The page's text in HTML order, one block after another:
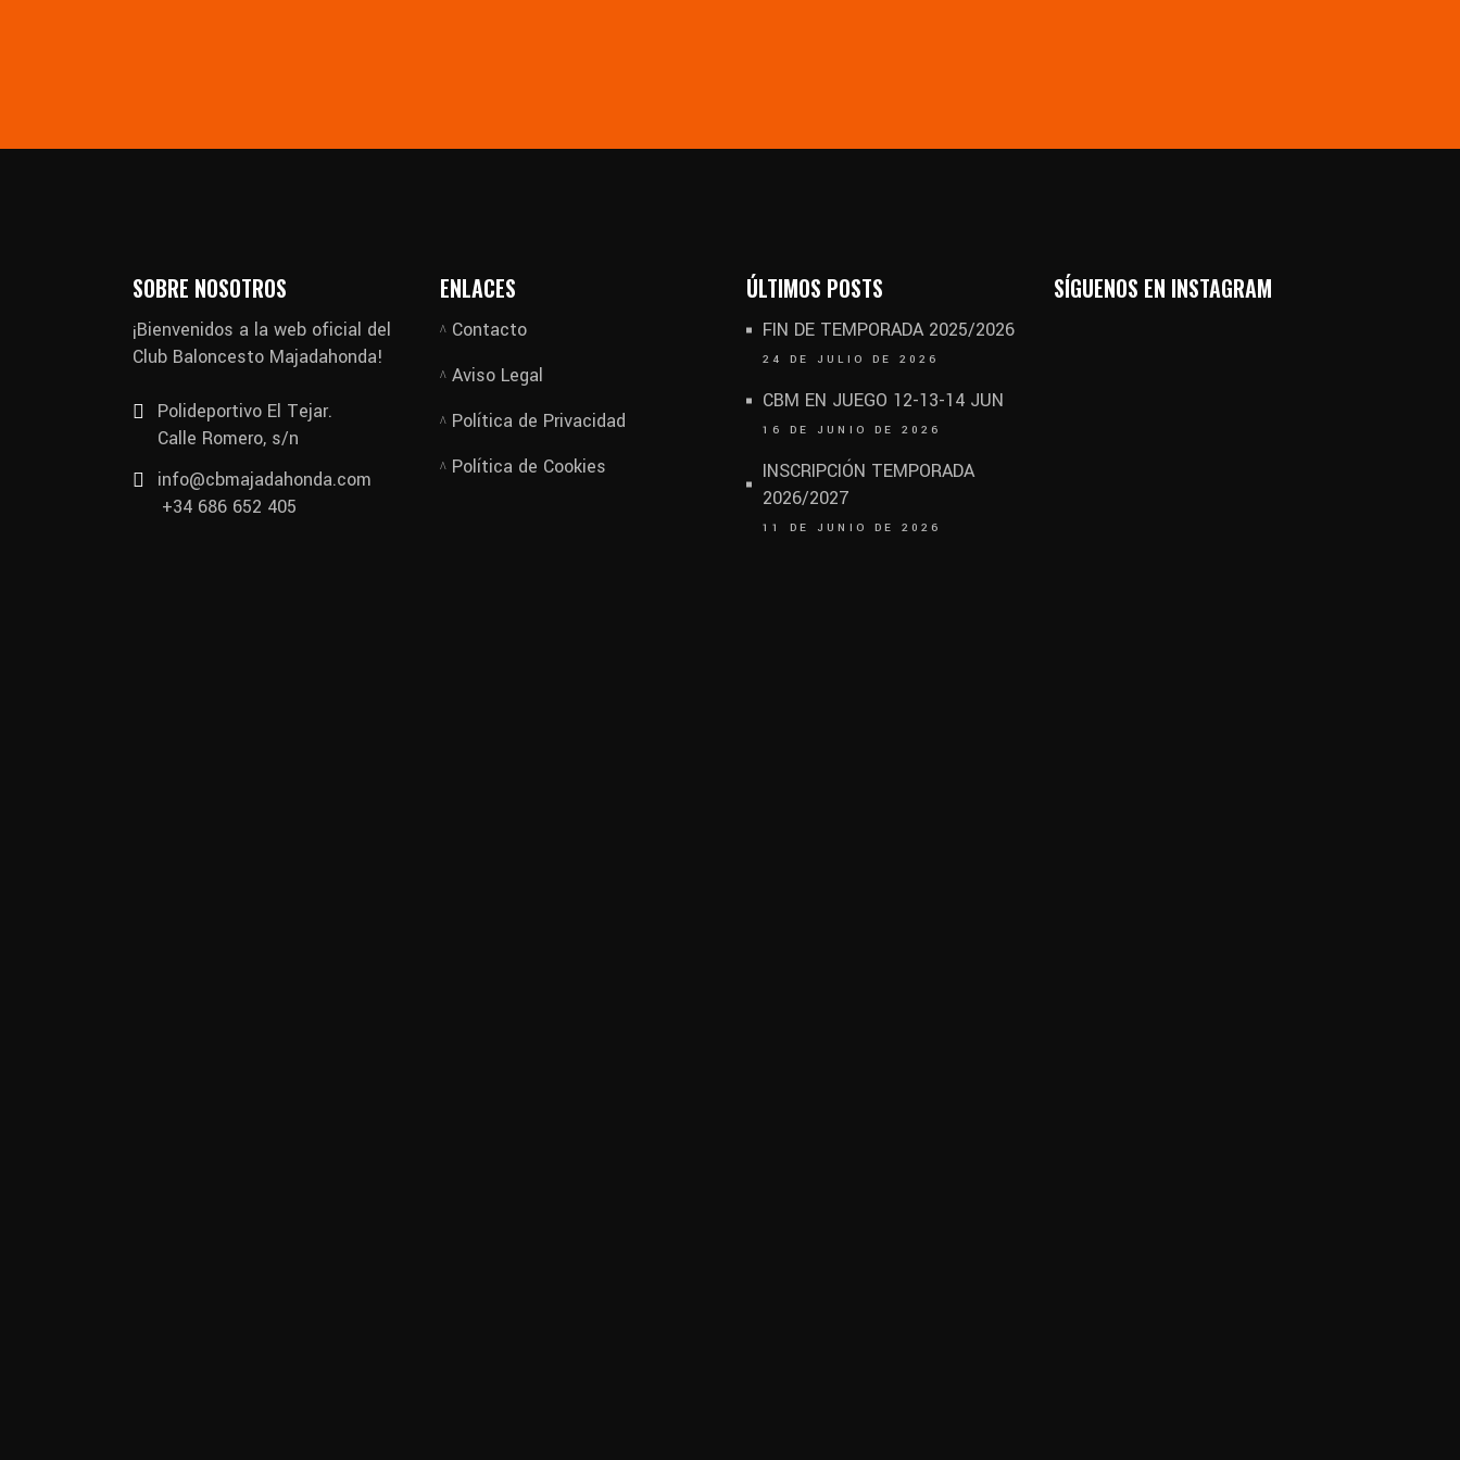
SOBRE NOSOTROS
¡Bienvenidos a la web oficial del
Club Baloncesto Majadahonda!
Polideportivo El Tejar.
Calle Romero, s/n
info@cbmajadahonda.com
+34 686 652 405
ENLACES
Contacto
Aviso Legal
Política de Privacidad
Política de Cookies
ÚLTIMOS POSTS
FIN DE TEMPORADA 2025/2026
24 DE JULIO DE 2026
CBM EN JUEGO 12-13-14 JUN
16 DE JUNIO DE 2026
INSCRIPCIÓN TEMPORADA
2026/2027
11 DE JUNIO DE 2026
SÍGUENOS EN INSTAGRAM